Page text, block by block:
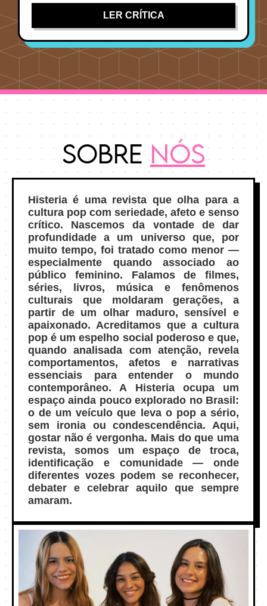
LER CRÍTICA
SobreNós
Histeria é uma revista que olha para a
cultura pop com seriedade, afeto e senso
crítico. Nascemos da vontade de dar
profundidade a um universo que, por
muito tempo, foi tratado como menor —
especialmente quando associado ao
público feminino. Falamos de filmes,
séries, livros, música e fenômenos
culturais que moldaram gerações, a
partir de um olhar maduro, sensível e
apaixonado. Acreditamos que a cultura
pop é um espelho social poderoso e que,
quando analisada com atenção, revela
comportamentos, afetos e narrativas
essenciais para entender o mundo
contemporâneo. A Histeria ocupa um
espaço ainda pouco explorado no Brasil:
o de um veículo que leva o pop a sério,
sem ironia ou condescendência. Aqui,
gostar não é vergonha. Mais do que uma
revista, somos um espaço de troca,
identificação e comunidade — onde
diferentes vozes podem se reconhecer,
debater e celebrar aquilo que sempre
amaram.